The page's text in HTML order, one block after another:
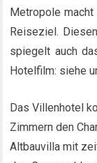
Metropole
Reiseziel.
spiegelt auch
Hotelfilm: siehe
Das Villenhotel
Zimmern den
Altbauvilla mit